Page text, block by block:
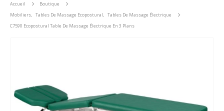
Accueil
Boutique
Mobiliers, Tables De Massage Ecopostural, Tables De Massage Électrique
C7590 Ecopostural Table De Massage Électrique En 3 Plans